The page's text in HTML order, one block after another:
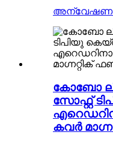
കോബോ
സോഫ്റ്റ്
കവർ